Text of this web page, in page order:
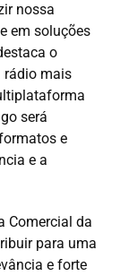
nossa
em soluções
o
rádio mais
será
e
e a
Comercial da
para uma
e forte